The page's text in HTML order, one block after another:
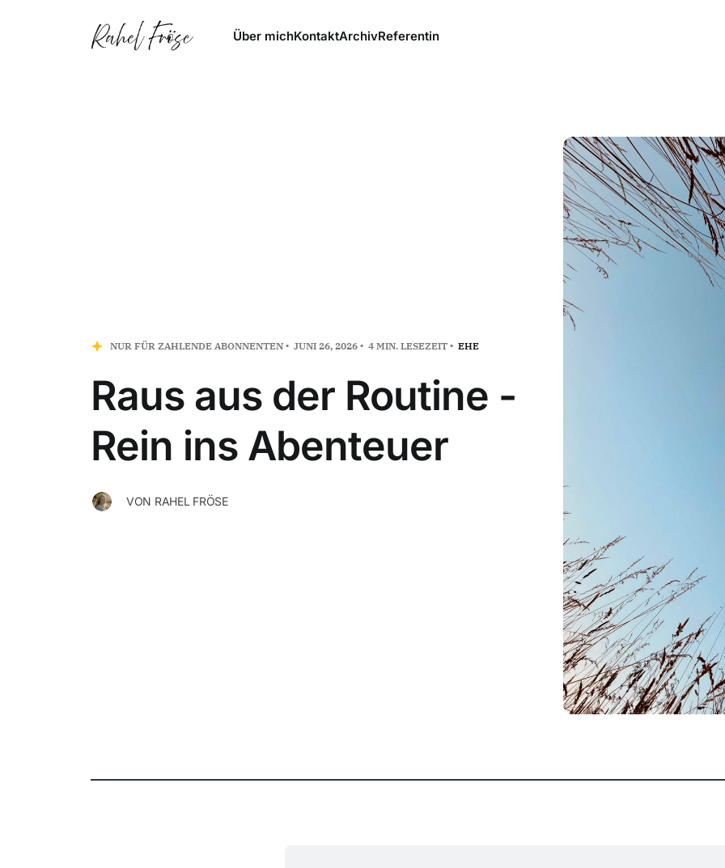
Über michKontaktArchivReferentin
NUR FÜR ZAHLENDE ABONNENTEN JUNI 26, 2026 4 MIN. LESEZEIT EHE
Raus aus der Routine -
Rein ins Abenteuer
VON RAHEL FRÖSE